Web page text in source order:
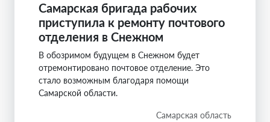
Самарская бригада рабочих
приступила к ремонту почтового
отделения в Снежном
В обозримом будущем в Снежном будет
отремонтировано почтовое отделение. Это
стало возможным благодаря помощи
Самарской области.
Самарская область